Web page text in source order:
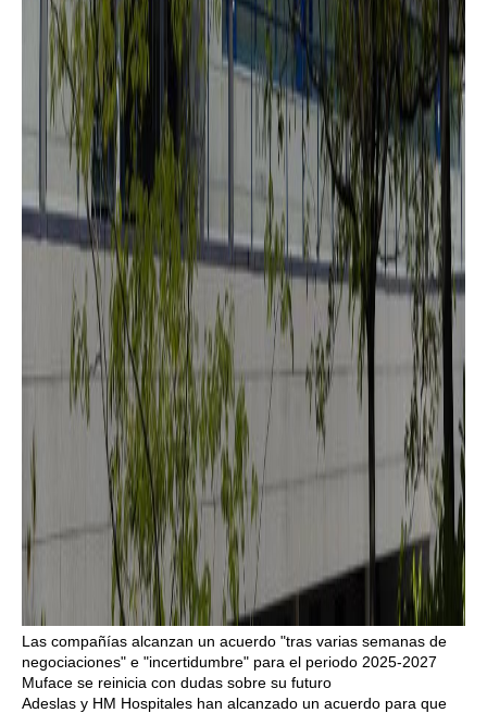
Las compañías alcanzan un acuerdo "tras varias semanas de
negociaciones" e "incertidumbre" para el periodo 2025-2027
Muface se reinicia con dudas sobre su futuro
Adeslas y HM Hospitales han alcanzado un acuerdo para que